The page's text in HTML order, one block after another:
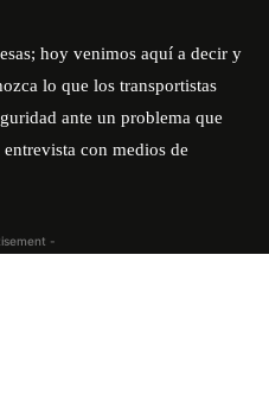
hoy venimos aquí a decir y
lo que los transportistas
ante un problema que
con medios de
-